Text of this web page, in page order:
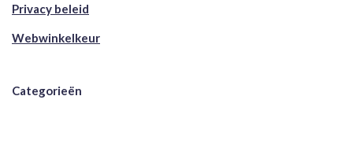
Privacy beleid
Webwinkelkeur
Categorieën